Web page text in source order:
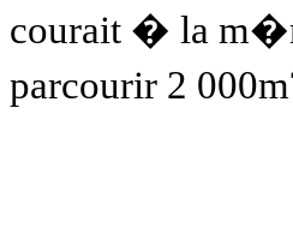
courait � la
parcourir 2